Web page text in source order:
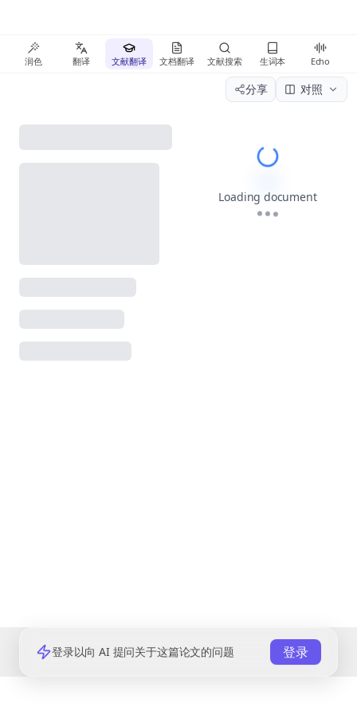
润色 翻译 文献翻译 文档翻译 文献搜索 生词本 Echo
分享 对照
登录以向 AI 提问关于这篇论文的问题 登录
Loading document
Please wait